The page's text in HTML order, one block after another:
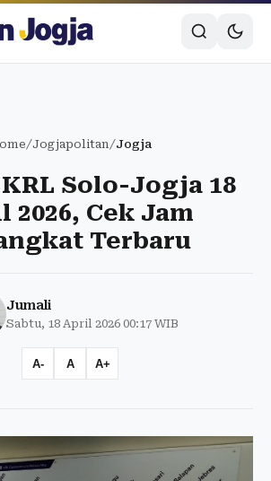
/Jogjapolitan/Jogja
Solo-Jogja 18
2026, Cek Jam
Terbaru
Jumali
Sabtu, 18 April 2026 00:17 WIB
A- A A+